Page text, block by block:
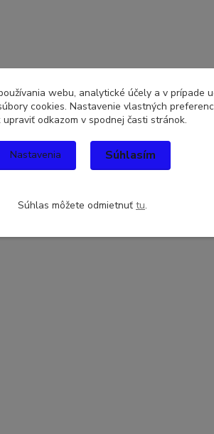
webu, analytické účely a v prípade
cookies. Nastavenie vlastných
odkazom v spodnej časti stránok.
Nastavenia Súhlasím
Súhlas môžete odmietnuť tu.